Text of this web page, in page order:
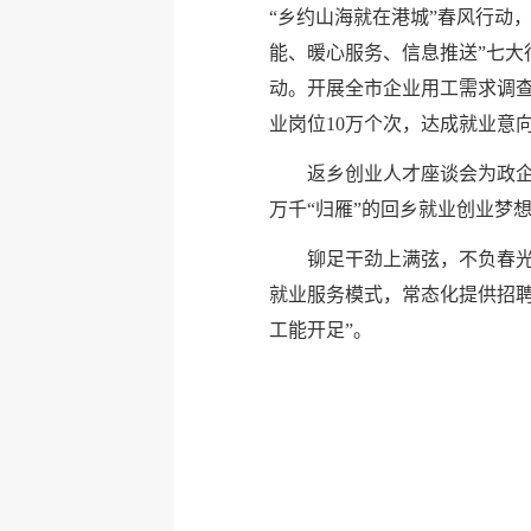
“乡约山海就在港城”春风行动
能、暖心服务、信息推送”七
动。开展全市企业用工需求调
业岗位10万个次，达成就业意
返乡创业人才座谈会为政
万千“归雁”的回乡就业创业梦
铆足干劲上满弦，不负春
就业服务模式，常态化提供招
工能开足”。